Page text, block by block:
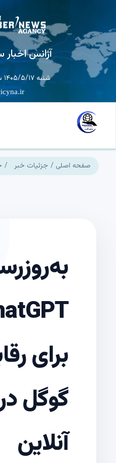
آژانس اخبار
شنبه ۱۴۰۵/۵/۱۷ ساعت 03:28:21
صفحه اصلی جزئیات خبر
برای
گوگل
آنلاین